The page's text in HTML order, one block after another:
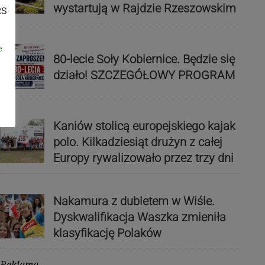
wystartują w Rajdzie Rzeszowskim
80-lecie Soły Kobiernice. Będzie się
działo! SZCZEGÓŁOWY PROGRAM
Kaniów stolicą europejskiego kajak
polo. Kilkadziesiąt drużyn z całej
Europy rywalizowało przez trzy dni
Nakamura z dubletem w Wiśle.
Dyskwalifikacja Waszka zmieniła
klasyfikację Polaków